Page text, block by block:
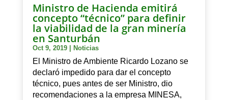
Ministro de Hacienda emitirá
concepto “técnico” para definir
la viabilidad de la gran minería
en Santurbán
Oct 9, 2019| Noticias
El Ministro de Ambiente Ricardo Lozano se
declaró impedido para dar el concepto
técnico, pues antes de ser Ministro, dio
recomendaciones a la empresa MINESA,